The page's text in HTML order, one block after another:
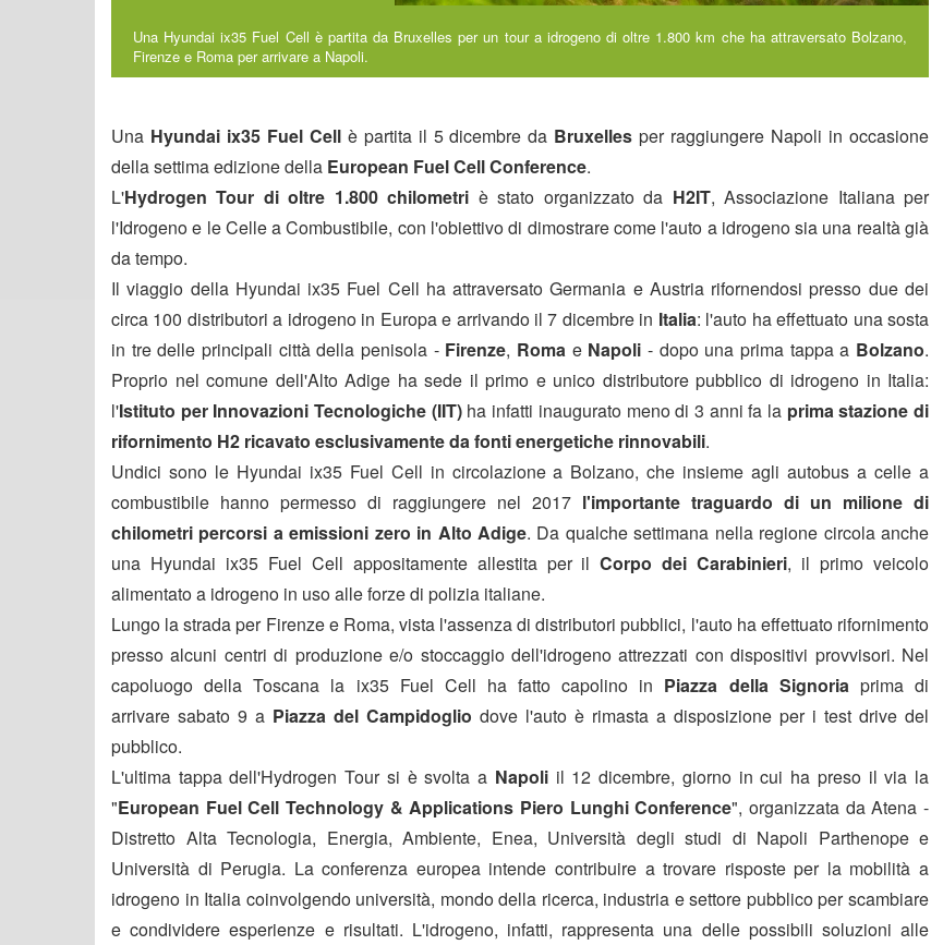
Una Hyundai ix35 Fuel Cell è partita da Bruxelles per un tour a idrogeno di oltre 1.800 km che ha attraversato Bolzano,
Firenze e Roma per arrivare a Napoli.
Una Hyundai ix35 Fuel Cell è partita il 5 dicembre da Bruxelles per raggiungere Napoli in occasione
della settima edizione della European Fuel Cell Conference.
L'Hydrogen Tour di oltre 1.800 chilometri è stato organizzato da H2IT, Associazione Italiana per
l'Idrogeno e le Celle a Combustibile, con l'obiettivo di dimostrare come l'auto a idrogeno sia una realtà già
da tempo.
Il viaggio della Hyundai ix35 Fuel Cell ha attraversato Germania e Austria rifornendosi presso due dei
circa 100 distributori a idrogeno in Europa e arrivando il 7 dicembre in Italia: l'auto ha effettuato una sosta
in tre delle principali città della penisola - Firenze, Roma e Napoli - dopo una prima tappa a Bolzano.
Proprio nel comune dell'Alto Adige ha sede il primo e unico distributore pubblico di idrogeno in Italia:
l'Istituto per Innovazioni Tecnologiche (IIT) ha infatti inaugurato meno di 3 anni fa la prima stazione di
rifornimento H2 ricavato esclusivamente da fonti energetiche rinnovabili.
Undici sono le Hyundai ix35 Fuel Cell in circolazione a Bolzano, che insieme agli autobus a celle a
combustibile hanno permesso di raggiungere nel 2017 l'importante traguardo di un milione di
chilometri percorsi a emissioni zero in Alto Adige. Da qualche settimana nella regione circola anche
una Hyundai ix35 Fuel Cell appositamente allestita per il Corpo dei Carabinieri, il primo veicolo
alimentato a idrogeno in uso alle forze di polizia italiane.
Lungo la strada per Firenze e Roma, vista l'assenza di distributori pubblici, l'auto ha effettuato rifornimento
presso alcuni centri di produzione e/o stoccaggio dell'idrogeno attrezzati con dispositivi provvisori. Nel
capoluogo della Toscana la ix35 Fuel Cell ha fatto capolino in Piazza della Signoria prima di
arrivare sabato 9 a Piazza del Campidoglio dove l'auto è rimasta a disposizione per i test drive del
pubblico.
L'ultima tappa dell'Hydrogen Tour si è svolta a Napoli il 12 dicembre, giorno in cui ha preso il via la
"European Fuel Cell Technology & Applications Piero Lunghi Conference", organizzata da Atena -
Distretto Alta Tecnologia, Energia, Ambiente, Enea, Università degli studi di Napoli Parthenope e
Università di Perugia. La conferenza europea intende contribuire a trovare risposte per la mobilità a
idrogeno in Italia coinvolgendo università, mondo della ricerca, industria e settore pubblico per scambiare
e condividere esperienze e risultati. L'idrogeno, infatti, rappresenta una delle possibili soluzioni alle